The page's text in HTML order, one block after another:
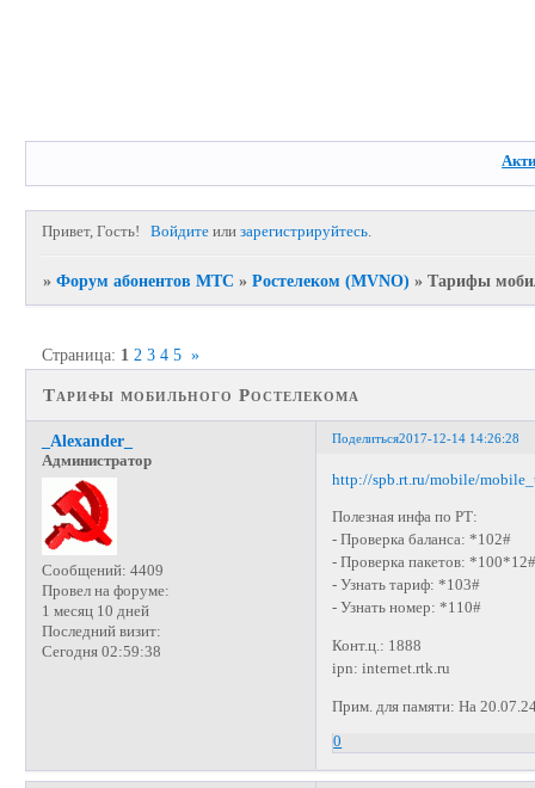
Привет, Гость! Войдите илизарегистрируйтесь.
»Форум абонентов МТС »Ростелеком (MVNO) »Тарифы
Тарифы мобильного Ростелекома
Страница: 1 2 3 4 5 »
Поделиться2017-12-14 14:26:28
_Alexander_
Администратор
Сообщений: 4409
Провел на форуме:
1 месяц 10 дней
Последний визит:
Сегодня 02:59:38
http://spb.rt.ru/mobile/
Полезная инфа по РТ:
- Проверка баланса: *102#
- Проверка пакетов:
- Узнать тариф: *103#
- Узнать номер: *110#
Конт.ц.: 1888
ipn: internet.rtk.ru
Прим. для памяти: На
0